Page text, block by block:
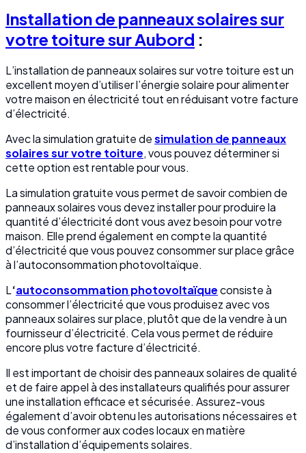
Installation de panneaux solaires sur
votre toiture sur Aubord :
L’installation de panneaux solaires sur votre toiture est un
excellent moyen d’utiliser l’énergie solaire pour alimenter
votre maison en électricité tout en réduisant votre facture
d’électricité.
Avec la simulation gratuite desimulation de panneaux
solaires sur votre toiture, vous pouvez déterminer si
cette option est rentable pour vous.
La simulation gratuite vous permet de savoir combien de
panneaux solaires vous devez installer pour produire la
quantité d’électricité dont vous avez besoin pour votre
maison. Elle prend également en compte la quantité
d’électricité que vous pouvez consommer sur place grâce
à l’autoconsommation photovoltaïque.
L‘autoconsommation photovoltaïqueconsiste à
consommer l’électricité que vous produisez avec vos
panneaux solaires sur place, plutôt que de la vendre à un
fournisseur d’électricité. Cela vous permet de réduire
encore plus votre facture d’électricité.
Il est important de choisir des panneaux solaires de qualité
et de faire appel à des installateurs qualifiés pour assurer
une installation efficace et sécurisée. Assurez-vous
également d’avoir obtenu les autorisations nécessaires et
de vous conformer aux codes locaux en matière
d’installation d’équipements solaires.